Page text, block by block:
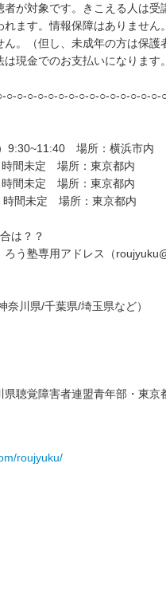
が対象です。きこえる人は受
ます。情報保障はありません。
。（但し、未成年の方は保護
現金でのお支払いになります
○-○-○-○-○-○-○-○-○-○-○-○-○-○-○-
9:30~11:40 場所：横浜市内
間未定 場所：東京都内
間未定 場所：東京都内
間未定 場所：東京都内
は？？
う塾専用アドレス（
川県/千葉県/埼玉県など）
県聴覚障害者連盟青年部・東
roujyuku/